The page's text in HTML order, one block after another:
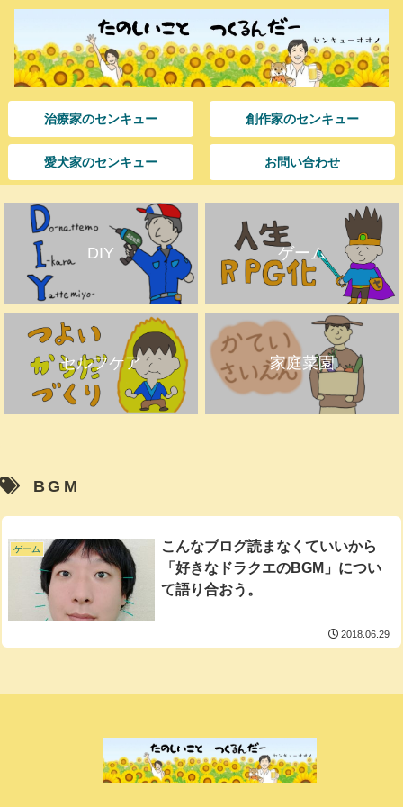
治療家のセンキュー 創作家のセンキュー
愛犬家のセンキュー お問い合わせ
DIY ゲーム
セルフケア 家庭菜園
BGM
ゲーム
こんなブログ読まなくていいから
「好きなドラクエのBGM」につい
て語り合おう。
2018.06.29